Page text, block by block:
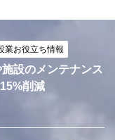
業お役立ち情報
設のメンテナンス
削減